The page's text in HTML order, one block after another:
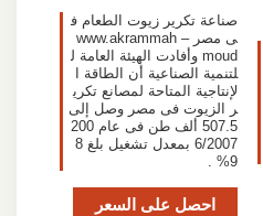
صناعة تكرير زيوت الطعام ف
ى مصر – www.akrammah
moud وأفادت الهيئة العامة ل
لتنمية الصناعية أن الطاقة ا
لإنتاجية المتاحة لمصانع تكري
ر الزيوت فى مصر وصل إلى
507.5 ألف طن فى عام 200
6/2007 بمعدل تشغيل بلغ 8
9% .
احصل على السعر